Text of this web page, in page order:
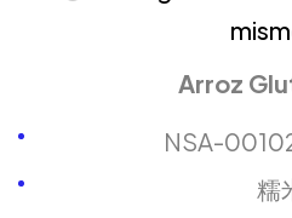
Arroz
NSA-
糯